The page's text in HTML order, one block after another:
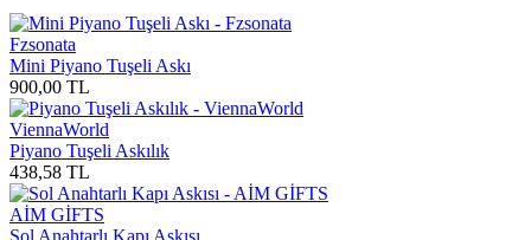
Fzsonata
Mini Piyano Tuşeli Askı
900,00 TL
ViennaWorld
Piyano Tuşeli Askılık
438,58 TL
AİM GİFTS
Sol Anahtarlı Kapı Askısı